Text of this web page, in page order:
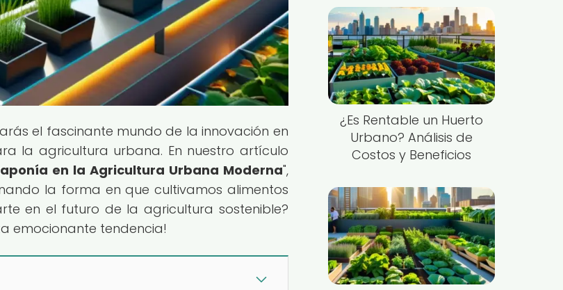
el fascinante mundo de la innovación en
la agricultura urbana. En nuestro artículo
en la Agricultura Urbana Moderna",
la forma en que cultivamos alimentos
en el futuro de la agricultura sostenible?
emocionante tendencia!
¿Es Rentable un Huerto
Urbano? Análisis de
Costos y Beneficios